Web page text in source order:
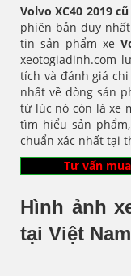
Volvo XC40 2019 cũ
phiên bản duy
tin sản phẩm xe
xeotogiadinh.com
tích và đánh giá
nhất về dòng sản
từ lúc nó còn là xe
tìm hiểu sản
chuẩn xác nhất tại
Tư vấn
Hình ảnh
tại Việt Nam